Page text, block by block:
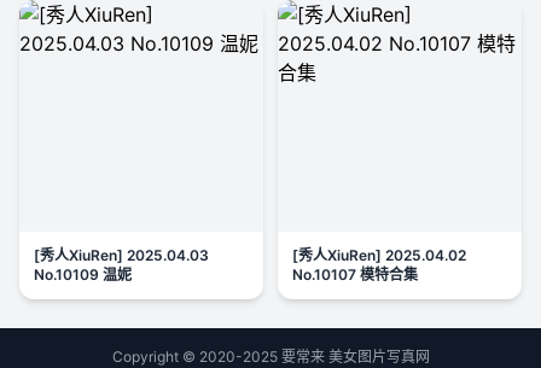
[秀人XiuRen] 2025.04.03
No.10109 温妮
[秀人XiuRen] 2025.04.02
No.10107 模特合集
Copyright © 2020-2025 要常来 美女图片写真网